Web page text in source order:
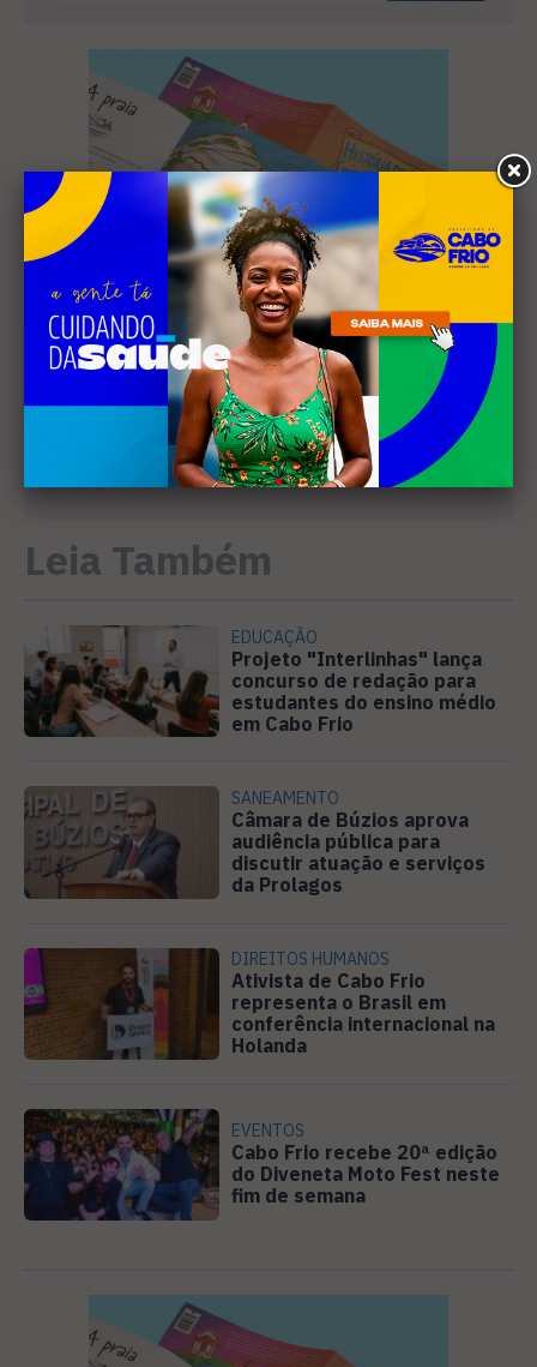
Leia Também
EDUCAÇÃO
Projeto "Interlinhas" lança
concurso de redação para
estudantes do ensino médio
em Cabo Frio
SANEAMENTO
Câmara de Búzios aprova
audiência pública para
discutir atuação e serviços
da Prolagos
DIREITOS HUMANOS
Ativista de Cabo Frio
representa o Brasil em
conferência internacional na
Holanda
EVENTOS
Cabo Frio recebe 20ª edição
do Diveneta Moto Fest neste
fim de semana